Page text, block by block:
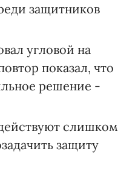
защитников
угловой на
показал, что
решение -
слишком
защиту